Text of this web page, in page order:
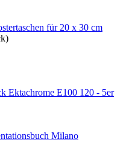
für 20 x 30 cm
Ektachrome E100 120 - 5er
Milano